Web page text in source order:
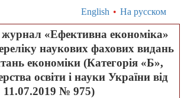
English • На русском
«Ефективна економіка»
наукових фахових видань
економіки (Категорія «Б»,
освіти і науки України від
11.07.2019 № 975)